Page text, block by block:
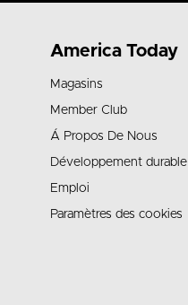
America Today
Magasins
Member Club
Á Propos De Nous
Développement durable
Emploi
Paramètres des cookies